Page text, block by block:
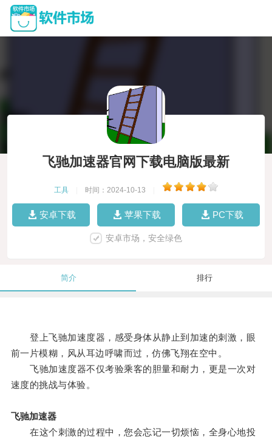
飞驰加速器官网下载电脑版最新
工具 时间：2024-10-13
安卓下载 苹果下载 PC下载
安卓市场，安全绿色
简介 排行
登上飞驰加速度器，感受身体从静止到加速的刺激，眼
前一片模糊，风从耳边呼啸而过，仿佛飞翔在空中。
飞驰加速度器不仅考验乘客的胆量和耐力，更是一次对
速度的挑战与体验。
飞驰加速器
在这个刺激的过程中，您会忘记一切烦恼，全身心地投